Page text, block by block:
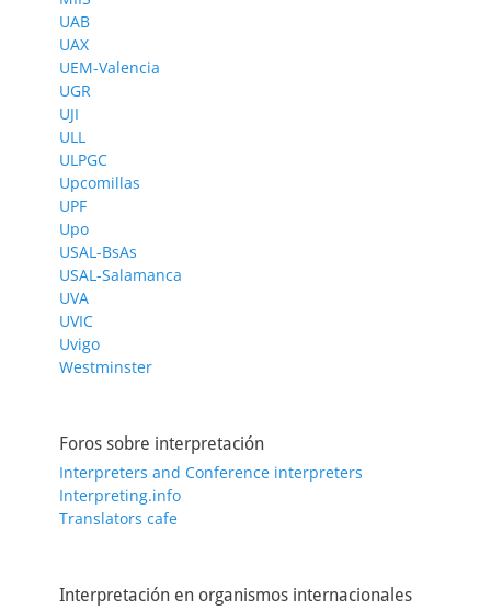
UAB
UAX
UEM-Valencia
UGR
UJI
ULL
ULPGC
Upcomillas
UPF
Upo
USAL-BsAs
USAL-Salamanca
UVA
UVIC
Uvigo
Westminster
Foros sobre interpretación
Interpreters and Conference interpreters
Interpreting.info
Translators cafe
Interpretación en organismos internacionales